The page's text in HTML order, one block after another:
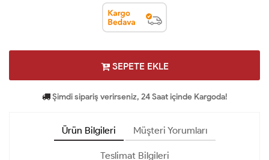
SEPETE EKLE
Şimdi sipariş verirseniz, 24 Saat içinde Kargoda!
Ürün Bilgileri Müşteri Yorumları
Teslimat Bilgileri